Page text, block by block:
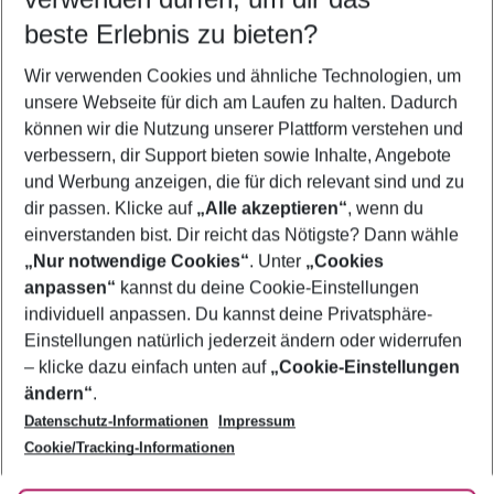
5-8 Nächte
2 Erwachsene Keine Kinder
Mehr Filter anzeigen
Footer
Footer navigation
Über uns
AGB
Bestpreisgarantie
Cookie-Einstellungen ändern
Cookie-Richtlinie
Agenturbetreuung
Barrierefreies Reisen
Folge uns
beste Erlebnis zu bieten?
Wir verwenden Cookies und ähnliche Technologien, um
unsere Webseite für dich am Laufen zu halten. Dadurch
können wir die Nutzung unserer Plattform verstehen und
verbessern, dir Support bieten sowie Inhalte, Angebote
und Werbung anzeigen, die für dich relevant sind und zu
dir passen. Klicke auf „Alle akzeptieren“, wenn du
einverstanden bist. Dir reicht das Nötigste? Dann wähle
„Nur notwendige Cookies“. Unter „Cookies
anpassen“ kannst du deine Cookie-Einstellungen
individuell anpassen. Du kannst deine Privatsphäre-
Einstellungen natürlich jederzeit ändern oder widerrufen
– klicke dazu einfach unten auf „Cookie-Einstellungen
ändern“.
Datenschutz-Informationen
Impressum
Cookie/Tracking-Informationen